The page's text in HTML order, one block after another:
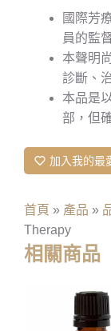
國際芳
員的監
本聲明
診斷、
本品是
部，但
加入我的最
首頁 » 產品 »
Therapy
相關商品